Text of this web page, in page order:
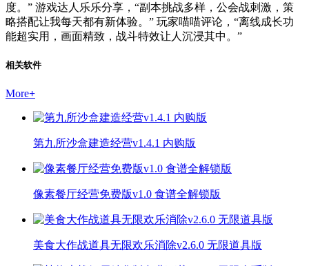
度。” 游戏达人乐乐分享，“副本挑战多样，公会战刺激，策
略搭配让我每天都有新体验。” 玩家喵喵评论，“离线成长功
能超实用，画面精致，战斗特效让人沉浸其中。”
相关软件
More+
第九所沙盒建造经营v1.4.1 内购版
像素餐厅经营免费版v1.0 食谱全解锁版
美食大作战道具无限欢乐消除v2.6.0 无限道具版